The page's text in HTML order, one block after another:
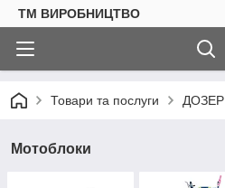
ТМ ВИРОБНИЦТВО
Товари та послуги ДОЗЕР
Мотоблоки